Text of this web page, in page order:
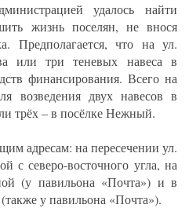
удалось найти
жизнь поселян, не внося
Предполагается, что на ул.
или три теневых навеса в
финансирования. Всего на
возведения двух навесов в
трёх – в посёлке Нежный.
адресам: на пересечении ул.
с северо-восточного угла, на
(у павильона «Почта») и в
у павильона «Почта»).